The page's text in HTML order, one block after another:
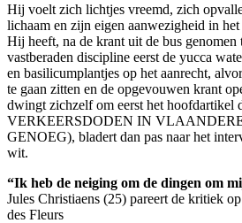
Hij voelt zich lichtjes vreemd, zich
lichaam en zijn eigen aanwezigheid in
Hij heeft, na de krant uit de bus genomen
vastberaden discipline eerst de yucca
en basilicumplantjes op het aanrecht,
te gaan zitten en de opgevouwen krant
dwingt zichzelf om eerst het
VERKEERSDODEN IN
GENOEG), bladert dan pas naar het
wit.
“Ik heb de neiging om de dingen om
Jules Christiaens (25) pareert de kritiek
des Fleurs